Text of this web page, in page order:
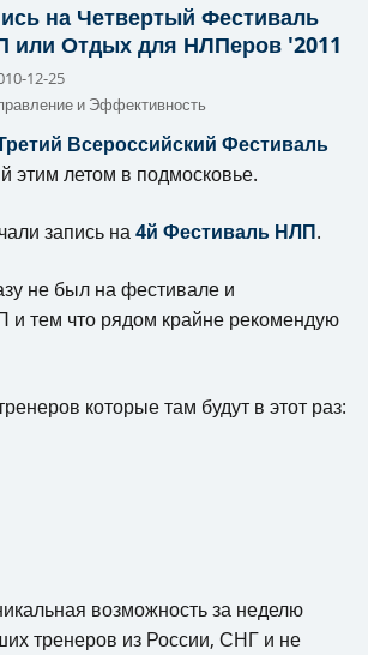
на Четвертый Фестиваль
или Отдых для НЛПеров '2011
12-25
и Эффективность
Всероссийский Фестиваль
этим летом в подмосковье.
запись на4й Фестиваль НЛП.
не был на фестивале и
и тем что рядом крайне рекомендую
которые там будут в этот раз:
возможность за неделю
тренеров из России, СНГ и не